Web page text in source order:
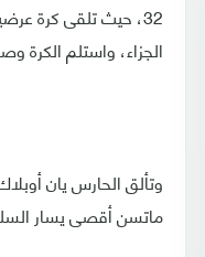
32، حيث تلقى كرة
الجزاء، واستلم
وتألق الحارس يان
ماتسن أقصى يسار